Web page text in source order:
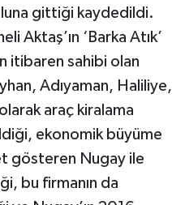
gittiği kaydedildi.
Aktaş’ın ‘Barka Atık’
itibaren sahibi olan
Adıyaman, Haliliye,
araç kiralama
ekonomik büyüme
gösteren Nugay ile
bu firmanın da